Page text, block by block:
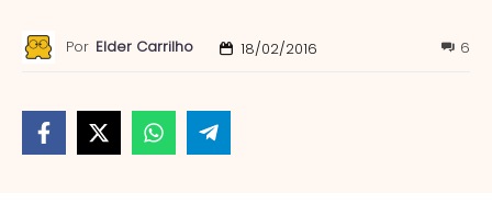
Por Elder Carrilho 18/02/2016 6